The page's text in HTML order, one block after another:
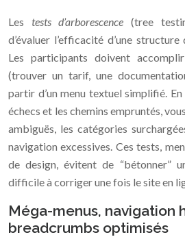
Les tests d’arborescence (tree
d’évaluer l’efficacité d’une
Les participants doivent
(trouver un tarif, une
partir d’un menu textuel simplifié. En
échecs et les chemins empruntés,
ambiguës, les catégories
navigation excessives. Ces tests,
de design, évitent de “bétonner”
difficile à corriger une fois le site en
Méga-menus, navigation
breadcrumbs optimisés